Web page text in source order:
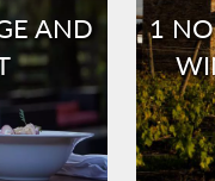
AND
1